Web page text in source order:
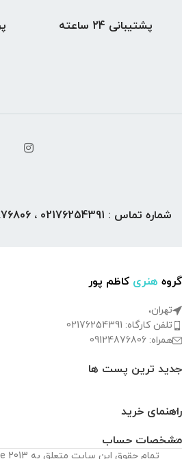
پشتیبانی 24 ساعته
شماره تماس : 02176254391 ، 09124876806
گروه هنری کاظم پور
تهران،
تلفن کارگاه: 02176254391
همراه: 09124876806
جدید ترین پست ها
راهنمای خرید
مشخصات حساب
تمام حقوق این سایت متعلق به 2013